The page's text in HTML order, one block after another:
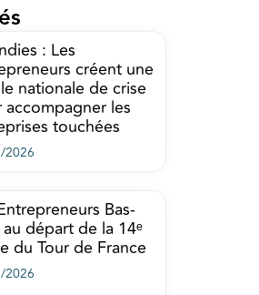
: Les
créent une
nationale de crise
accompagner les
touchées
2026
Bas-
au départ de la 14ᵉ
du Tour de France
2026